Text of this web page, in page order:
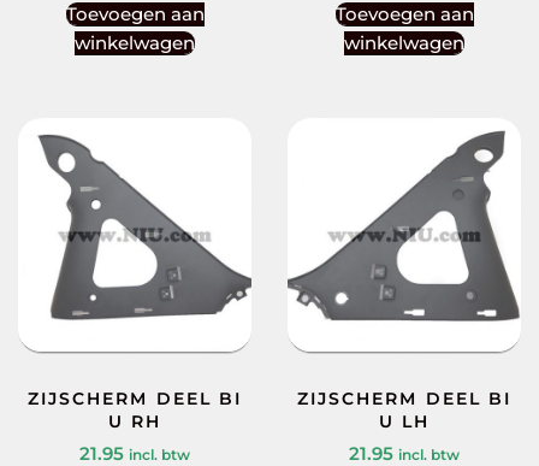
Toevoegen aan
winkelwagen
Toevoegen aan
winkelwagen
ZIJSCHERM DEEL BI
U RH
21.95 incl. btw
ZIJSCHERM DEEL BI
U LH
21.95 incl. btw